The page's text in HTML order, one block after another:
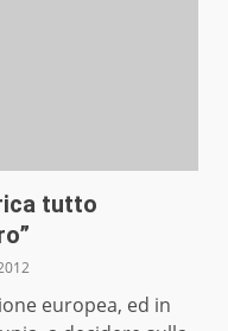
tutto
europea, ed in